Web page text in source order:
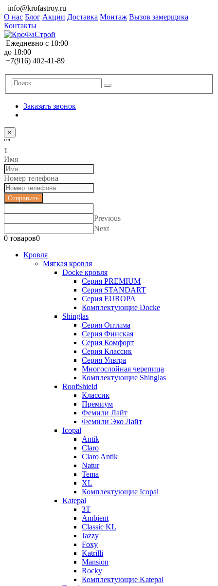
info@krofastroy.ru
О нас Блог Акции Доставка Монтаж Вызов замерщика
Контакты
Ежедневно с 10:00
до 18:00
+7(916) 402-41-89
Заказать звонок
×
""
1
Имя
Номер телефона
Отправить
Previous
Next
0 товаров0
Кровля
Мягкая кровля
Docke кровля
Серия PREMIUM
Серия STANDART
Серия EUROPA
Комплектующие Docke
Shinglas
Серия Оптима
Серия Финская
Серия Комфорт
Серия Классик
Серия Ультра
Многослойная черепица
Комплектующие Shinglas
RoofShield
Классик
Премиум
Фемили Лайт
Фемили Эко Лайт
Icopal
Antik
Claro
Claro Antik
Natur
Tema
XL
Комплектующие Icopal
Katepal
3T
Ambient
Classic KL
Jazzy
Foxy
Katrilli
Mansion
Rocky
Комплектующие Katepal